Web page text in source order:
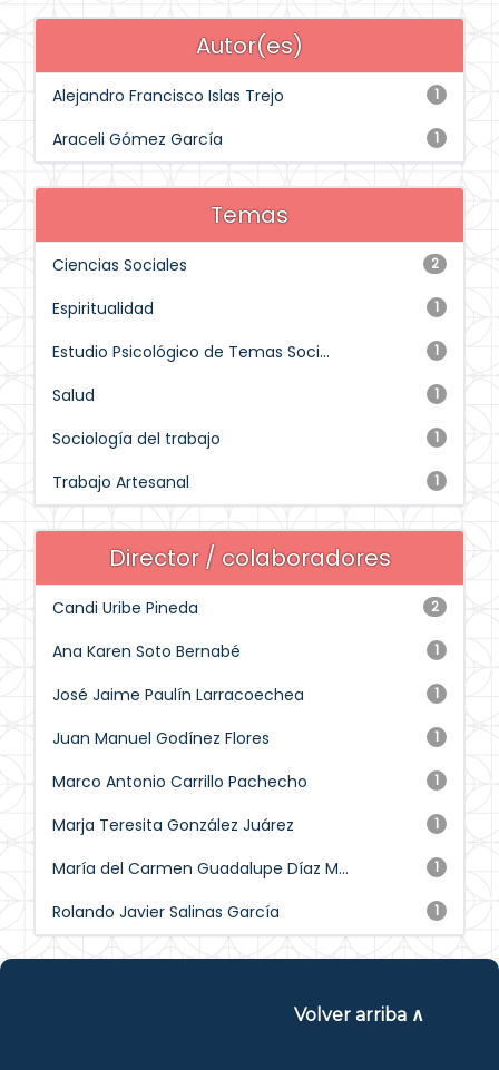
Autor(es)
1
Alejandro Francisco Islas Trejo
1
Araceli Gómez García
Temas
2
Ciencias Sociales
1
Espiritualidad
1
Estudio Psicológico de Temas Soci...
1
Salud
1
Sociología del trabajo
1
Trabajo Artesanal
Director / colaboradores
2
Candi Uribe Pineda
1
Ana Karen Soto Bernabé
1
José Jaime Paulín Larracoechea
1
Juan Manuel Godínez Flores
1
Marco Antonio Carrillo Pachecho
1
Marja Teresita González Juárez
1
María del Carmen Guadalupe Díaz M...
1
Rolando Javier Salinas García
Volver arriba ∧